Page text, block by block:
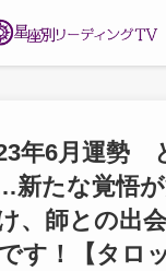
年6月運勢
新たな覚悟
、師との出
す！【タロ